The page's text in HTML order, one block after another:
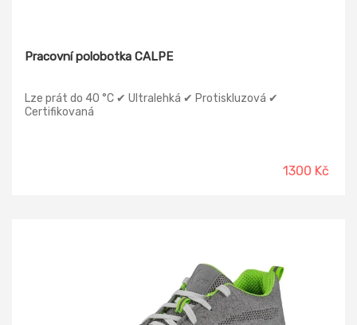
Pracovní polobotka CALPE
Lze prát do 40 °C ✔ Ultralehká ✔ Protiskluzová ✔
Certifikovaná
1300 Kč